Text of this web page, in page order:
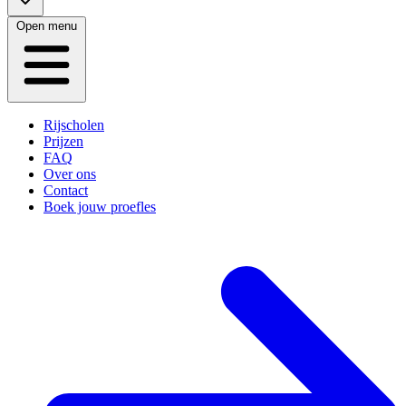
Open menu
Rijscholen
Prijzen
FAQ
Over ons
Contact
Boek jouw proefles